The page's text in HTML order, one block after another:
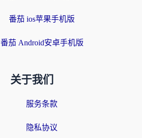
番茄 ios苹果手机版
番茄 Android安卓手机版
关于我们
服务条款
隐私协议